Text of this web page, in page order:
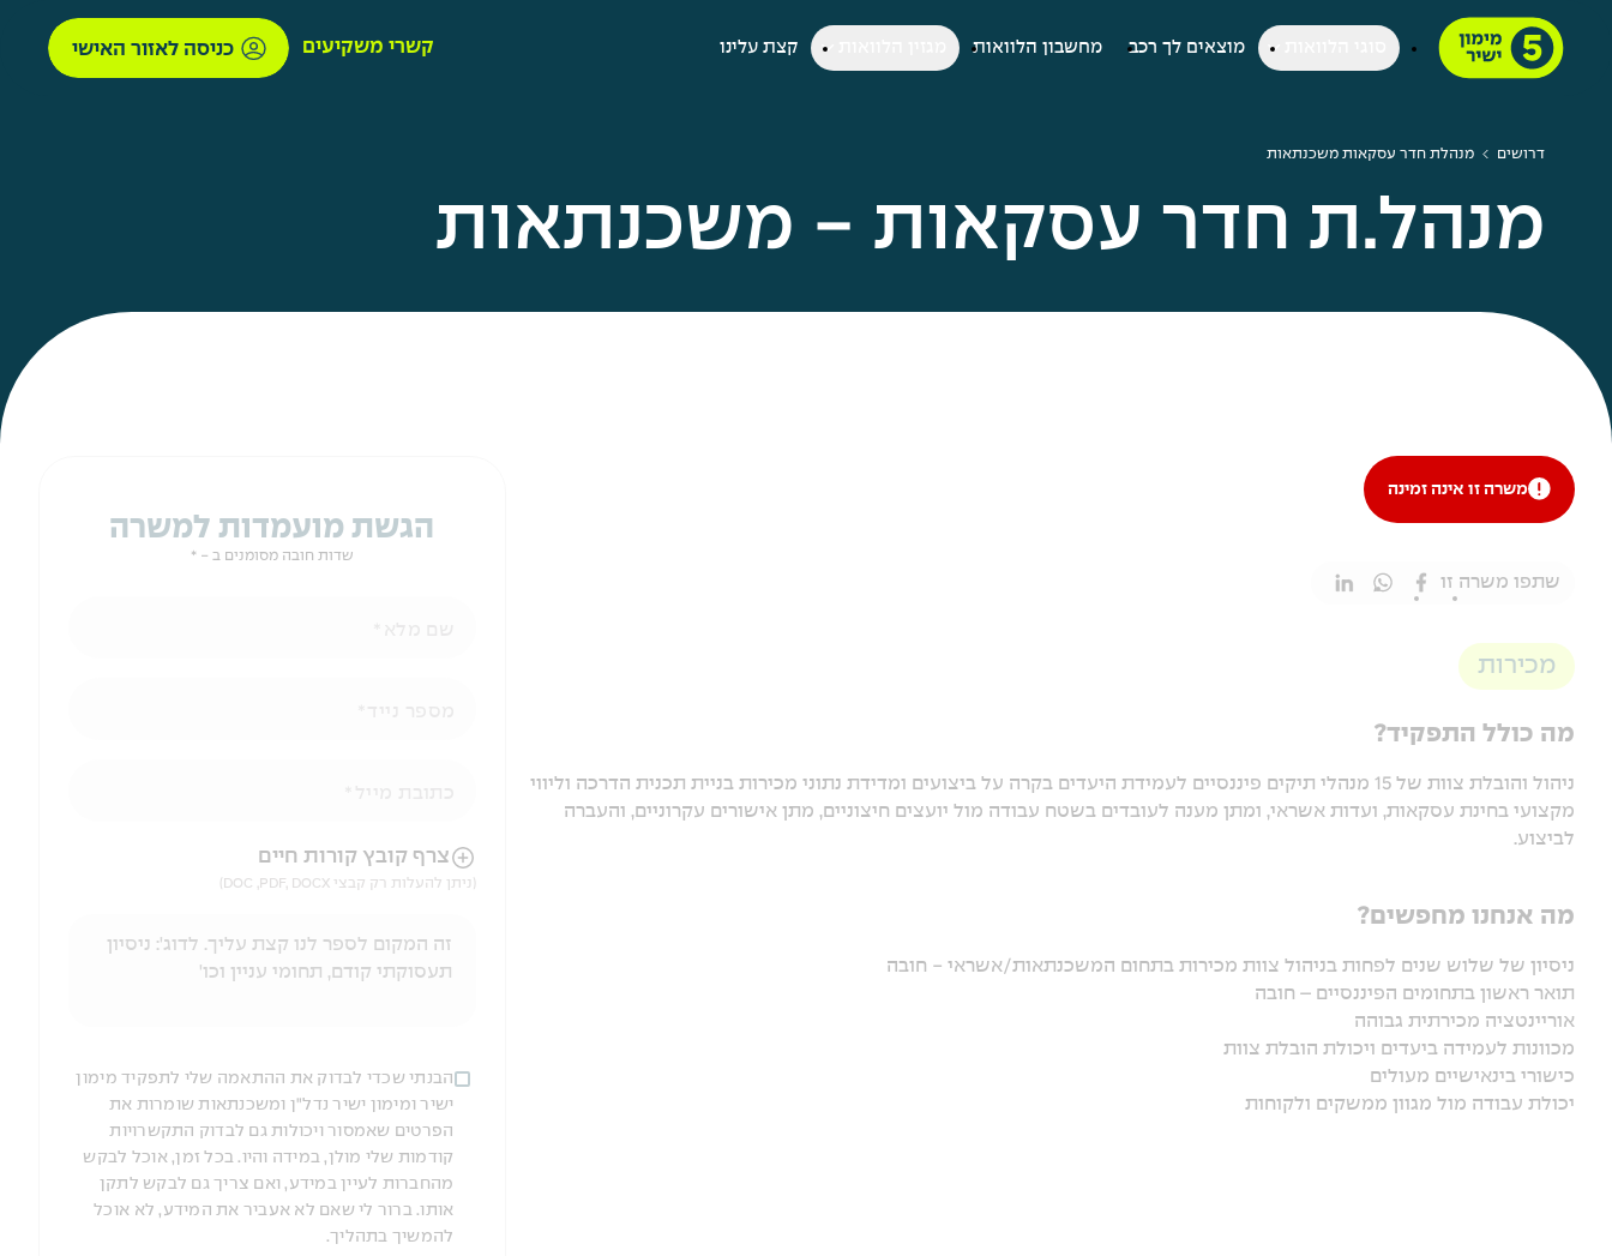
מוצאים לך רכב מחשבון הלוואות קצת עלינו קשרי משקיעים כניסה לאזור האישי
דרושים מנהלת חדר עסקאות משכנתאות
מנהל.ת חדר עסקאות - משכנתאות
משרה זו אינה זמינה
שתפו משרה זו
מכירות
מה כולל התפקיד?
ניהול והובלת צוות של 15 מנהלי תיקים פיננסיים לעמידת היעדים בקרה על ביצועים ומדידת נתוני מכירות בניית תכנית הדרכה וליווי
מקצועי בחינת עסקאות, ועדות אשראי, ומתן מענה לעובדים בשטח עבודה מול יועצים חיצוניים, מתן אישורים עקרוניים, והעברה
לביצוע.
מה אנחנו מחפשים?
ניסיון של שלוש שנים לפחות בניהול צוות מכירות בתחום המשכנתאות/אשראי - חובה
תואר ראשון בתחומים הפיננסיים – חובה
אוריינטציה מכירתית גבוהה
מכוונות לעמידה ביעדים ויכולת הובלת צוות
כישורי בינאישיים מעולים
יכולת עבודה מול מגוון ממשקים ולקוחות
הגשת מועמדות למשרה
שדות חובה מסומנים ב - *
הניווט לאחר העלאת הקובץ באמצעות מקש ה-TAB
צרף קובץ קורות חיים
(ניתן להעלות רק קבצי DOC ,PDF, DOCX)
הבנתי שכדי לבדוק את ההתאמה שלי לתפקיד מימון
ישיר ומימון ישיר נדל"ן ומשכנתאות שומרות את
הפרטים שאמסור ויכולות גם לבדוק התקשרויות
קודמות שלי מולן, במידה והיו. בכל זמן, אוכל לבקש
מהחברות לעיין במידע, ואם צריך גם לבקש לתקן
אותו. ברור לי שאם לא אעביר את המידע, לא אוכל
להמשיך בתהליך.